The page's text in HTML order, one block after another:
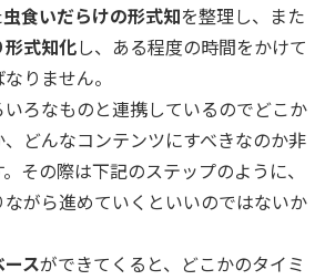
虫食いだらけの形式知を整理し、また
式知化し、ある程度の時間をかけて
りません。
いろなものと連携しているのでどこか
どんなコンテンツにすべきなのか非
その際は下記のステップのように、
がら進めていくといいのではないか
スができてくると、どこかのタイミ